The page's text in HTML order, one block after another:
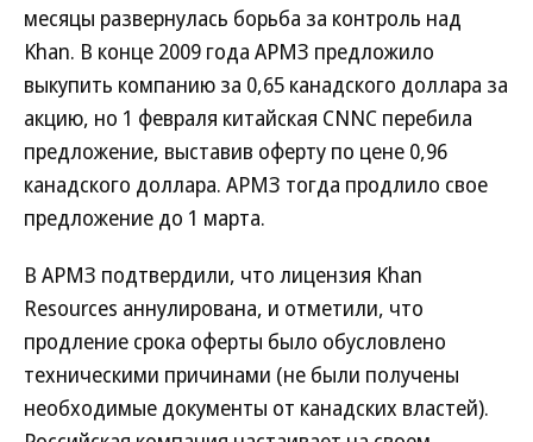
месяцы развернулась борьба за контроль над
Khan. В конце 2009 года АРМЗ предложило
выкупить компанию за 0,65 канадского доллара за
акцию, но 1 февраля китайская CNNC перебила
предложение, выставив оферту по цене 0,96
канадского доллара. АРМЗ тогда продлило свое
предложение до 1 марта.
В АРМЗ подтвердили, что лицензия Khan
Resources аннулирована, и отметили, что
продление срока оферты было обусловлено
техническими причинами (не были получены
необходимые документы от канадских властей).